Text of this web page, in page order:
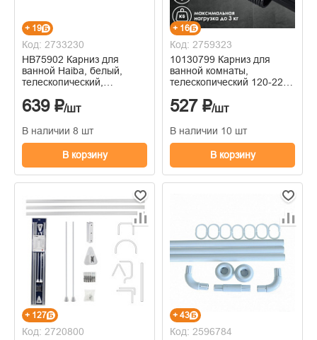
+ 19
Код: 2733230
HB75902 Карниз для
ванной Haiba, белый,
телескопический,
639 ₽/шт
В наличии 8 шт
В корзину
+ 16
Код: 2759323
10130799 Карниз для
ванной комнаты,
телескопический 120-220
527 ₽/шт
В наличии 10 шт
В корзину
+ 127
Код: 2720800
+ 43
Код: 2596784